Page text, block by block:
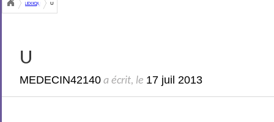
LEXIQUE U
U
MEDECIN42140 a écrit, le 17 juil 2013